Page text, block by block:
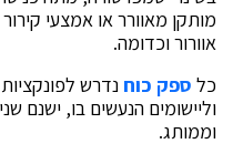
מותקן מאוורר או אמצעי
אוורור וכדומה.
כל ספק כוח נדרש
וליישומים הנעשים בו, ישנם
וממותג.